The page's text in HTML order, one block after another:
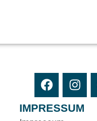
IMPRESSUM